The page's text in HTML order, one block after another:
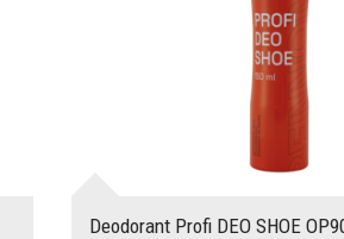
Deodorant Profi DEO SHOE